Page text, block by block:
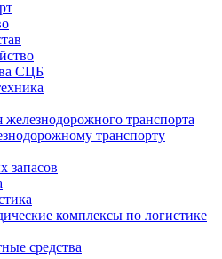
СЦБ
транспорта
транспорту
запасов
комплексы по логистике
средства